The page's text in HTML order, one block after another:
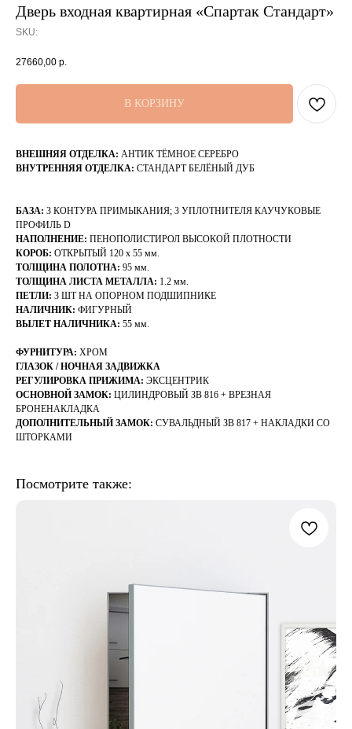
Дверь входная квартирная «Спартак Стандарт»
SKU:
27660,00 р.
В КОРЗИНУ
ВНЕШНЯЯ ОТДЕЛКА: АНТИК ТЁМНОЕ СЕРЕБРО
ВНУТРЕННЯЯ ОТДЕЛКА: СТАНДАРТ БЕЛЁНЫЙ ДУБ
БАЗА: 3 КОНТУРА ПРИМЫКАНИЯ; 3 УПЛОТНИТЕЛЯ КАУЧУКОВЫЕ
ПРОФИЛЬ D
НАПОЛНЕНИЕ: ПЕНОПОЛИСТИРОЛ ВЫСОКОЙ ПЛОТНОСТИ
КОРОБ: ОТКРЫТЫЙ 120 х 55 мм.
ТОЛЩИНА ПОЛОТНА: 95 мм.
ТОЛЩИНА ЛИСТА МЕТАЛЛА: 1.2 мм.
ПЕТЛИ: 3 ШТ НА ОПОРНОМ ПОДШИПНИКЕ
НАЛИЧНИК: ФИГУРНЫЙ
ВЫЛЕТ НАЛИЧНИКА: 55 мм.
ФУРНИТУРА: ХРОМ
ГЛАЗОК / НОЧНАЯ ЗАДВИЖКА
РЕГУЛИРОВКА ПРИЖИМА: ЭКСЦЕНТРИК
ОСНОВНОЙ ЗАМОК: ЦИЛИНДРОВЫЙ ЗВ 816 + ВРЕЗНАЯ
БРОНЕНАКЛАДКА
ДОПОЛНИТЕЛЬНЫЙ ЗАМОК: СУВАЛЬДНЫЙ ЗВ 817 + НАКЛАДКИ СО
ШТОРКАМИ
Посмотрите также: